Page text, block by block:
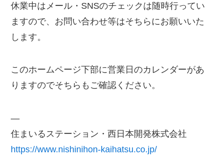
休業中はメール・SNSのチェックは随時行ってい
ますので、お問い合わせ等はそちらにお願いいた
します。
このホームページ下部に営業日のカレンダーがあ
りますのでそちらもご確認ください。
—
住まいるステーション・西日本開発株式会社
https://www.nishinihon-kaihatsu.co.jp/